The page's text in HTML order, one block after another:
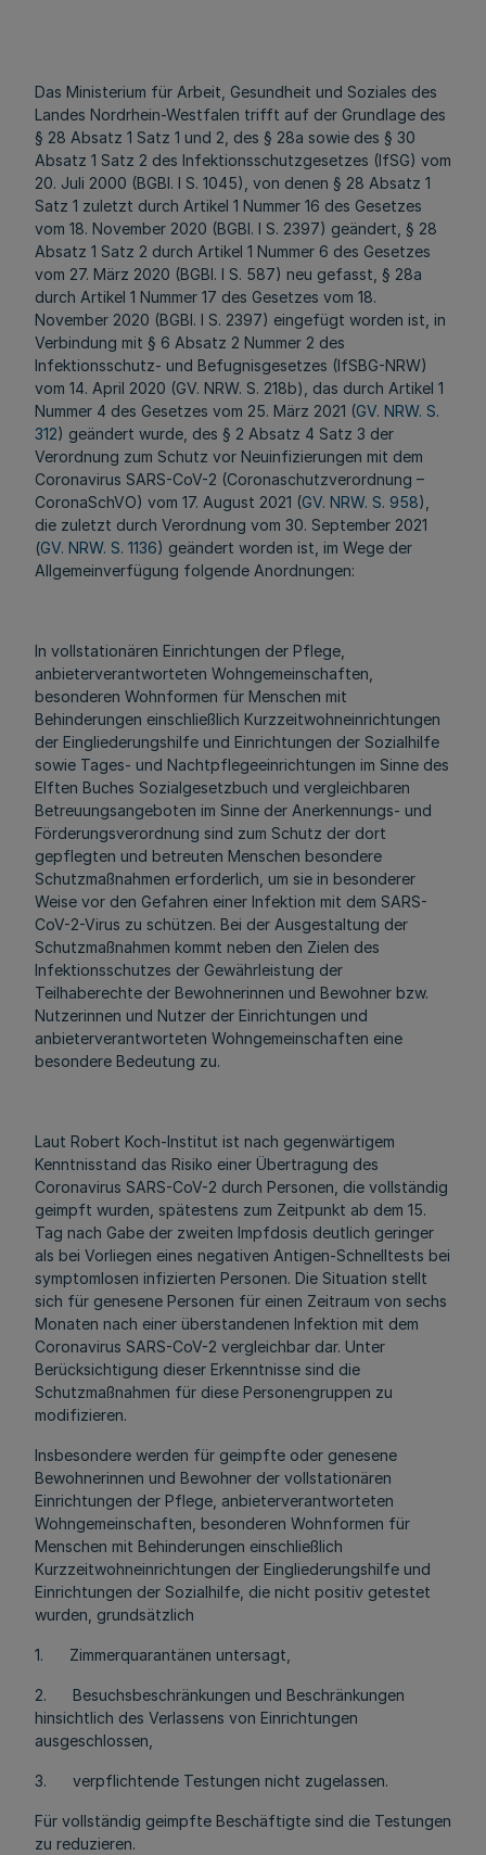
Das Ministerium für Arbeit, Gesundheit und Soziales des
Landes Nordrhein-Westfalen trifft auf der Grundlage des
§ 28 Absatz 1 Satz 1 und 2, des § 28a sowie des § 30
Absatz 1 Satz 2 des Infektionsschutzgesetzes (IfSG) vom
20. Juli 2000 (BGBl. I S. 1045), von denen § 28 Absatz 1
Satz 1 zuletzt durch Artikel 1 Nummer 16 des Gesetzes
vom 18. November 2020 (BGBl. I S. 2397) geändert, § 28
Absatz 1 Satz 2 durch Artikel 1 Nummer 6 des Gesetzes
vom 27. März 2020 (BGBl. I S. 587) neu gefasst, § 28a
durch Artikel 1 Nummer 17 des Gesetzes vom 18.
November 2020 (BGBl. I S. 2397) eingefügt worden ist, in
Verbindung mit § 6 Absatz 2 Nummer 2 des
Infektionsschutz- und Befugnisgesetzes (IfSBG-NRW)
vom 14. April 2020 (GV. NRW. S. 218b), das durch Artikel 1
Nummer 4 des Gesetzes vom 25. März 2021 (GV. NRW. S.
312) geändert wurde, des § 2 Absatz 4 Satz 3 der
Verordnung zum Schutz vor Neuinfizierungen mit dem
Coronavirus SARS-CoV-2 (Coronaschutzverordnung –
CoronaSchVO) vom 17. August 2021 (GV. NRW. S. 958),
die zuletzt durch Verordnung vom 30. September 2021
(GV. NRW. S. 1136) geändert worden ist, im Wege der
Allgemeinverfügung folgende Anordnungen:
In vollstationären Einrichtungen der Pflege,
anbieterverantworteten Wohngemeinschaften,
besonderen Wohnformen für Menschen mit
Behinderungen einschließlich Kurzzeitwohneinrichtungen
der Eingliederungshilfe und Einrichtungen der Sozialhilfe
sowie Tages- und Nachtpflegeeinrichtungen im Sinne des
Elften Buches Sozialgesetzbuch und vergleichbaren
Betreuungsangeboten im Sinne der Anerkennungs- und
Förderungsverordnung sind zum Schutz der dort
gepflegten und betreuten Menschen besondere
Schutzmaßnahmen erforderlich, um sie in besonderer
Weise vor den Gefahren einer Infektion mit dem SARS-
CoV-2-Virus zu schützen. Bei der Ausgestaltung der
Schutzmaßnahmen kommt neben den Zielen des
Infektionsschutzes der Gewährleistung der
Teilhaberechte der Bewohnerinnen und Bewohner bzw.
Nutzerinnen und Nutzer der Einrichtungen und
anbieterverantworteten Wohngemeinschaften eine
besondere Bedeutung zu.
Laut Robert Koch-Institut ist nach gegenwärtigem
Kenntnisstand das Risiko einer Übertragung des
Coronavirus SARS-CoV-2 durch Personen, die vollständig
geimpft wurden, spätestens zum Zeitpunkt ab dem 15.
Tag nach Gabe der zweiten Impfdosis deutlich geringer
als bei Vorliegen eines negativen Antigen-Schnelltests bei
symptomlosen infizierten Personen. Die Situation stellt
sich für genesene Personen für einen Zeitraum von sechs
Monaten nach einer überstandenen Infektion mit dem
Coronavirus SARS-CoV-2 vergleichbar dar. Unter
Berücksichtigung dieser Erkenntnisse sind die
Schutzmaßnahmen für diese Personengruppen zu
modifizieren.
Insbesondere werden für geimpfte oder genesene
Bewohnerinnen und Bewohner der vollstationären
Einrichtungen der Pflege, anbieterverantworteten
Wohngemeinschaften, besonderen Wohnformen für
Menschen mit Behinderungen einschließlich
Kurzzeitwohneinrichtungen der Eingliederungshilfe und
Einrichtungen der Sozialhilfe, die nicht positiv getestet
wurden, grundsätzlich
1. Zimmerquarantänen untersagt,
2. Besuchsbeschränkungen und Beschränkungen
hinsichtlich des Verlassens von Einrichtungen
ausgeschlossen,
3. verpflichtende Testungen nicht zugelassen.
Für vollständig geimpfte Beschäftigte sind die Testungen
zu reduzieren.